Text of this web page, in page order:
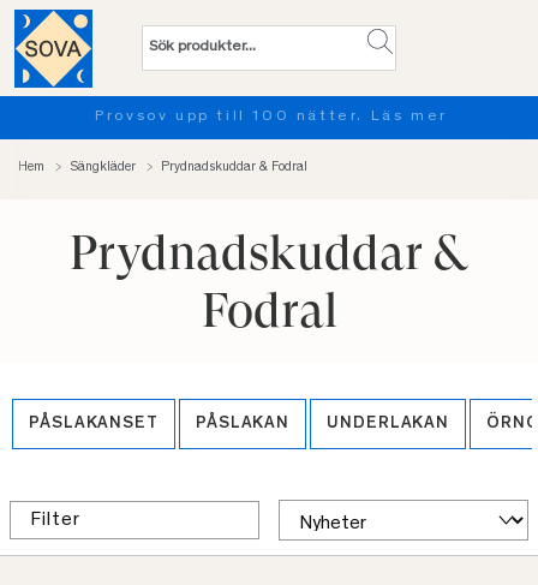
Provsov upp till 100 nätter. Läs mer
Hem Sängkläder Prydnadskuddar & Fodral
Prydnadskuddar &
Fodral
PÅSLAKANSET PÅSLAKAN UNDERLAKAN
Filter